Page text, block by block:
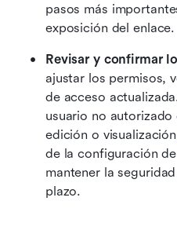
pasos más
exposición del enlace.
Revisar y confirmar
ajustar los permisos,
de acceso
usuario no
edición o
de la configuración
mantener la
plazo.